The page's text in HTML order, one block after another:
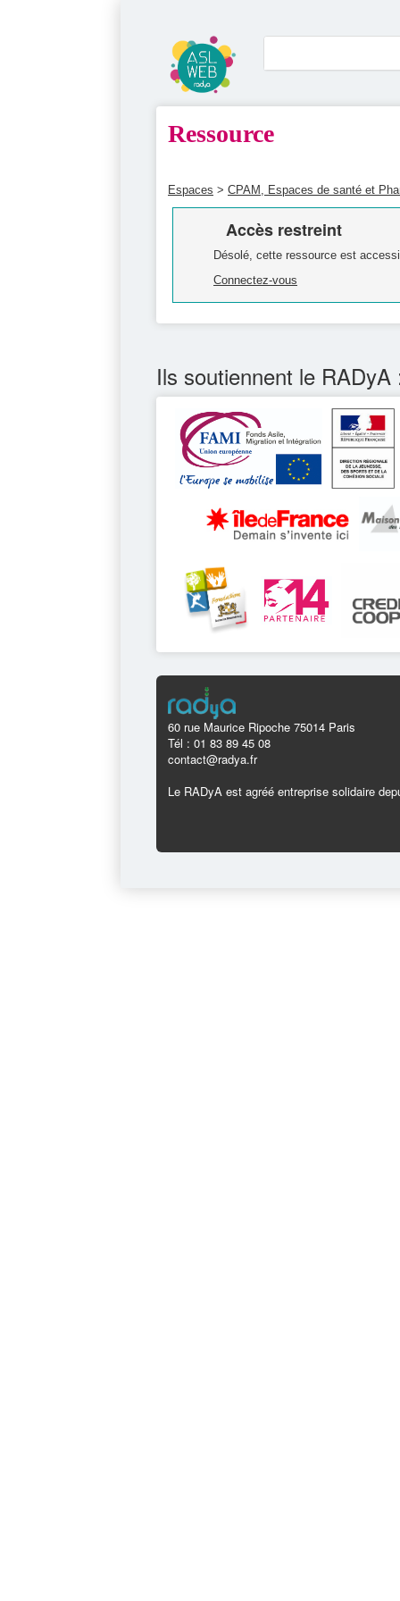
Ressource
Espaces > CPAM, Espaces de santé et
Accès restreint
Désolé, cette ressource est
Connectez-vous
Ils soutiennent le RADyA
60 rue Maurice Ripoche 75014 Paris
Tél : 01 83 89 45 08
contact@radya.fr
Le RADyA est agréé entreprise solidaire